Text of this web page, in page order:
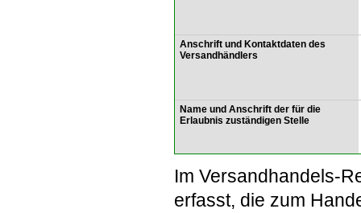
Anschrift und Kontaktdaten des
Versandhändlers
Name und Anschrift der für die
Erlaubnis zuständigen Stelle
Im Versandhandels-
erfasst, die zum